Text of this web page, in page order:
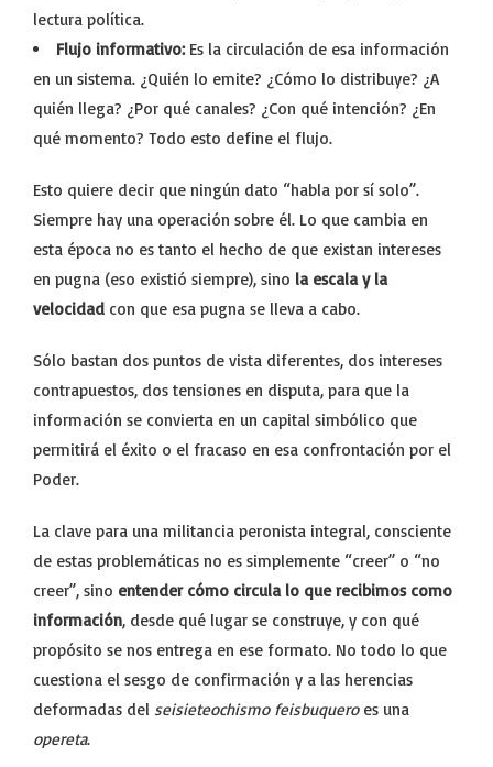
lectura política.
Flujo informativo:Es la circulación de esa información
en un sistema. ¿Quién lo emite? ¿Cómo lo distribuye? ¿A
quién llega? ¿Por qué canales? ¿Con qué intención? ¿En
qué momento? Todo esto define el flujo.
Esto quiere decir que ningún dato “habla por sí solo”.
Siempre hay una operación sobre él. Lo que cambia en
esta época no es tanto el hecho de que existan intereses
en pugna (eso existió siempre), sino la escala y la
velocidad con que esa pugna se lleva a cabo.
Sólo bastan dos puntos de vista diferentes, dos intereses
contrapuestos, dos tensiones en disputa, para que la
información se convierta en un capital simbólico que
permitirá el éxito o el fracaso en esa confrontación por el
Poder.
La clave para una militancia peronista integral, consciente
de estas problemáticas no es simplemente “creer” o “no
creer”, sino entender cómo circula lo que recibimos como
información, desde qué lugar se construye, y con qué
propósito se nos entrega en ese formato. No todo lo que
cuestiona el sesgo de confirmación y a las herencias
deformadas del seisieteochismo feisbuqueroes una
opereta.